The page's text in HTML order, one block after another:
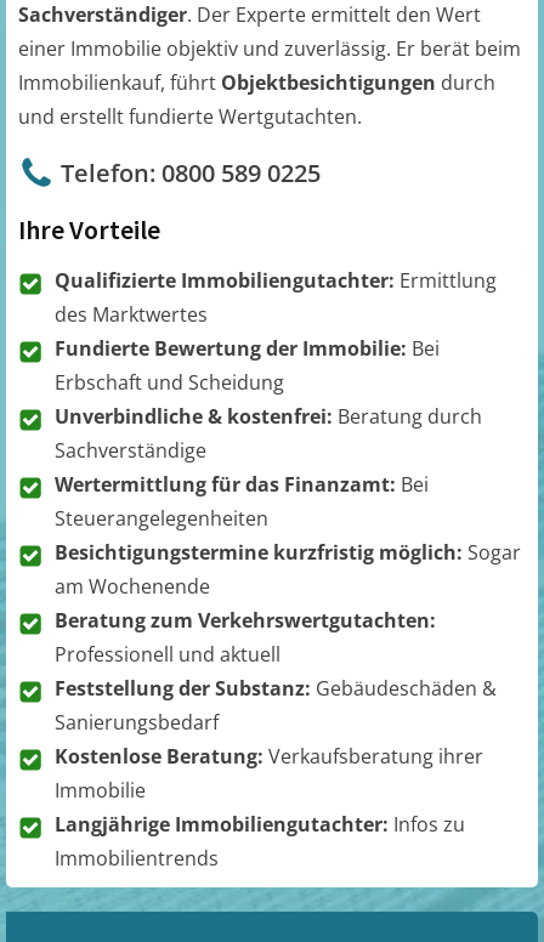
Sachverständiger. Der Experte ermittelt den Wert
einer Immobilie objektiv und zuverlässig. Er berät beim
Immobilienkauf, führt Objektbesichtigungen durch
und erstellt fundierte Wertgutachten.
Telefon: 0800 589 0225
Ihre Vorteile
Qualifizierte Immobiliengutachter: Ermittlung
des Marktwertes
Fundierte Bewertung der Immobilie: Bei
Erbschaft und Scheidung
Unverbindliche & kostenfrei: Beratung durch
Sachverständige
Wertermittlung für das Finanzamt: Bei
Steuerangelegenheiten
Besichtigungstermine kurzfristig möglich: Sogar
am Wochenende
Beratung zum Verkehrswertgutachten:
Professionell und aktuell
Feststellung der Substanz: Gebäudeschäden &
Sanierungsbedarf
Kostenlose Beratung: Verkaufsberatung ihrer
Immobilie
Langjährige Immobiliengutachter: Infos zu
Immobilientrends